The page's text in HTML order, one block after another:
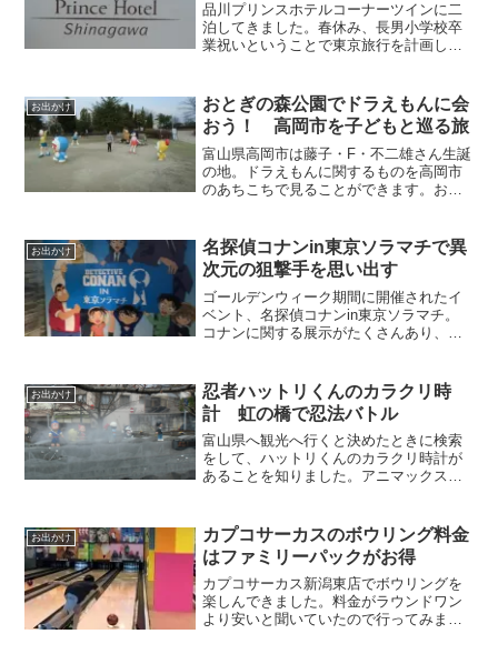
品川プリンスホテルコーナーツインに二
泊してきました。春休み、長男小学校卒
業祝いということで東京旅行を計画し、
屋があいていてラッキーでした。春休み
は卒業シーズンということ...
お出かけ
おとぎの森公園でドラえもんに会
おう！ 高岡市を子どもと巡る旅
富山県高岡市は藤子・F・不二雄さん生誕
の地。ドラえもんに関するものを高岡市
のあちこちで見ることができます。おと
や土管が展示されています。とても広い
公園で遊具もあり、公園...
お出かけ
名探偵コナンin東京ソラマチで異
次元の狙撃手を思い出す
ゴールデンウィーク期間に開催されたイ
ベント、名探偵コナンin東京ソラマチ。
コナンに関する展示がたくさんあり、コ
ショップがあり、ついつい購入してしま
いました。
お出かけ
忍者ハットリくんのカラクリ時
計 虹の橋で忍法バトル
富山県へ観光へ行くと決めたときに検索
をして、ハットリくんのカラクリ時計が
あることを知りました。アニマックスで
ビで見ていた私や夫もなじみ深く、ぜひ
行ってみたいと思いました...
お出かけ
カプコサーカスのボウリング料金
はファミリーパックがお得
カプコサーカス新潟東店でボウリングを
楽しんできました。料金がラウンドワン
より安いと聞いていたので行ってみまし